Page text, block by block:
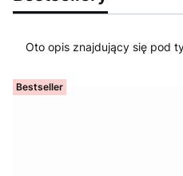
Oto opis znajdujący się pod
Bestseller